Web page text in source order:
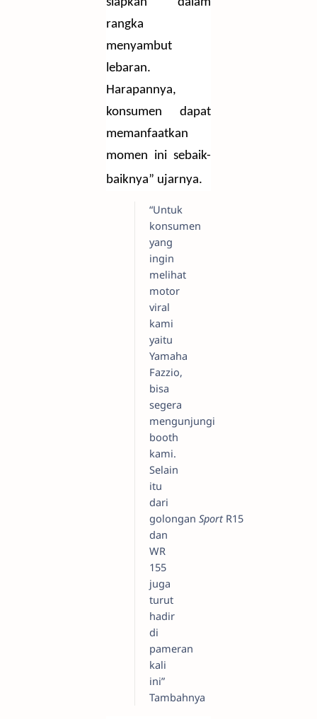
rangka
menyambut
lebaran.
Harapannya,
konsumen dapat
memanfaatkan
momen ini sebaik-
baiknya” ujarnya.
“Untuk
konsumen
yang
ingin
melihat
motor
viral
kami
yaitu
Yamaha
Fazzio,
bisa
segera
mengunjungi
booth
kami.
Selain
itu
dari
golongan Sport R15
dan
WR
155
juga
turut
hadir
di
pameran
kali
ini”
Tambahnya